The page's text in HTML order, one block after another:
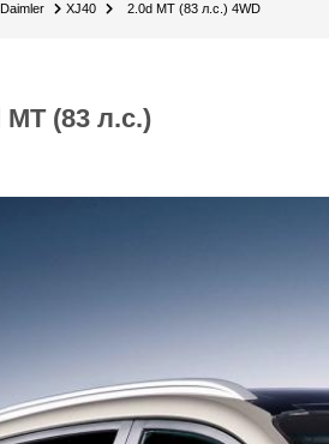
Daimler XJ40 2.0d MT (83 л.с.) 4WD
(83 л.с.)